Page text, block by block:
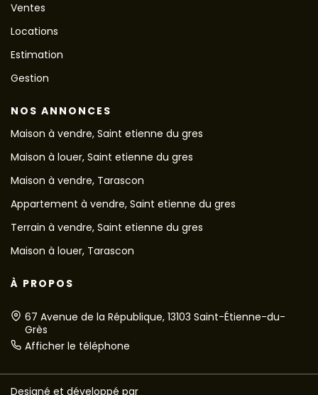
Ventes
Locations
Estimation
Gestion
NOS ANNONCES
Maison à vendre, Saint etienne du gres
Maison à louer, Saint etienne du gres
Maison à vendre, Tarascon
Appartement à vendre, Saint etienne du gres
Terrain à vendre, Saint etienne du gres
Maison à louer, Tarascon
À PROPOS
67 Avenue de la République, 13103 Saint-Étienne-du-
Grès
Afficher le téléphone
Designé et développé par